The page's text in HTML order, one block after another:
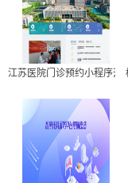
江苏医院门诊预约小程序开